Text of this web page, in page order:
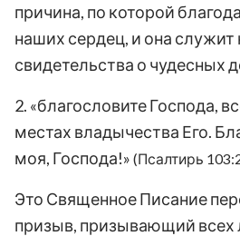
причина, по которой
наших сердец, и она
свидетельства о чудесных
2. «благословите Господа,
местах владычества Его.
моя, Господа!» (Псалтирь
Это Священное Писание
призыв, призывающий всех